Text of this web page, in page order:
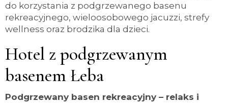
do korzystania z podgrzewanego basenu
rekreacyjnego, wieloosobowego jacuzzi, strefy
wellness oraz brodzika dla dzieci.
Hotel z podgrzewanym
basenem Łeba
Podgrzewany basen rekreacyjny – relaks i